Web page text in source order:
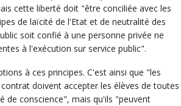
cette liberté doit "être conciliée avec les
de laïcité de l'Etat et de neutralité des
soit confié à une personne privée ne
à l'exécution sur service public".
à ces principes. C'est ainsi que "les
doivent accepter les élèves de toutes
de conscience", mais qu'ils "peuvent